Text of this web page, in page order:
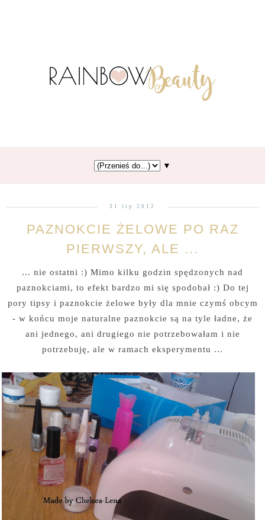
▼
31 lip 2012
PAZNOKCIE ŻELOWE PO RAZ
PIERWSZY, ALE ...
... nie ostatni :) Mimo kilku godzin spędzonych nad
paznokciami, to efekt bardzo mi się spodobał :) Do tej
pory tipsy i paznokcie żelowe były dla mnie czymś obcym
- w końcu moje naturalne paznokcie są na tyle ładne, że
ani jednego, ani drugiego nie potrzebowałam i nie
potrzebuję, ale w ramach eksperymentu ...